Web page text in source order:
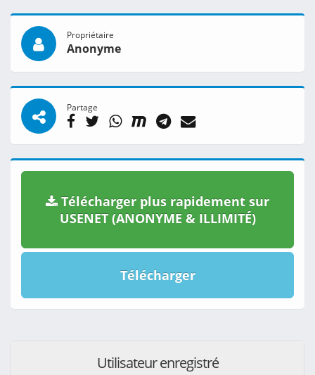
Propriétaire
Anonyme
Partage
Télécharger plus rapidement sur
USENET (ANONYME & ILLIMITÉ)
Télécharger
Utilisateur enregistré